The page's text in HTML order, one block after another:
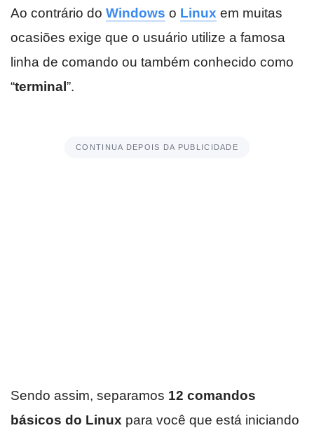
Ao contrário do Windows o Linux em muitas
ocasiões exige que o usuário utilize a famosa
linha de comando ou também conhecido como
“terminal”.
CONTINUA DEPOIS DA PUBLICIDADE
Sendo assim, separamos 12 comandos
básicos do Linux para você que está iniciando